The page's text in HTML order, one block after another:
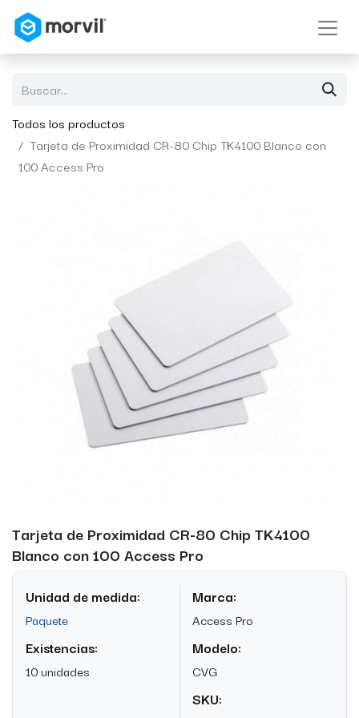
Todos los productos
Tarjeta de Proximidad CR-80 Chip TK4100 Blanco con
100 Access Pro
Tarjeta de Proximidad CR-80 Chip TK4100
Blanco con 100 Access Pro
Unidad de medida:
Paquete
Existencias:
10 unidades
Marca:
Access Pro
Modelo:
CVG
SKU: